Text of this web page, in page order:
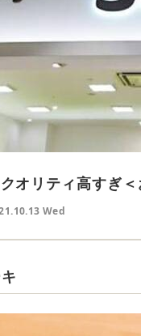
オリティ高すぎ
Wed